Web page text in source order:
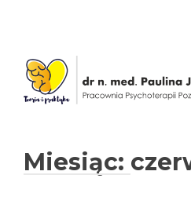
Miesiąc: